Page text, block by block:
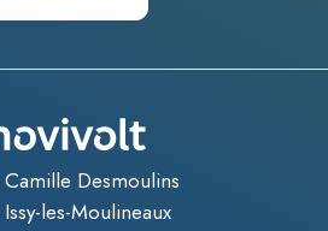
Desmoulins
Issy-les-Moulineaux